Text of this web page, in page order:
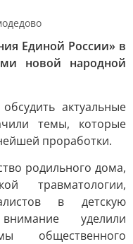
Единой России» в
новой народной
актуальные
темы, которые
проработки.
родильного дома,
травматологии,
в детскую
уделили
общественного